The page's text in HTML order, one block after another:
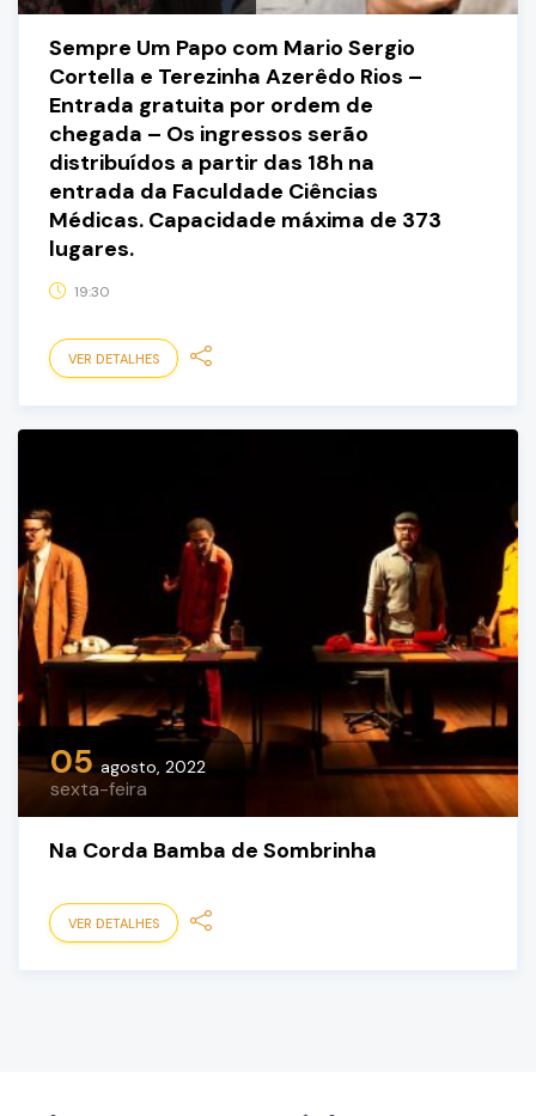
Sempre Um Papo com Mario Sergio
Cortella e Terezinha Azerêdo Rios –
Entrada gratuita por ordem de
chegada – Os ingressos serão
distribuídos a partir das 18h na
entrada da Faculdade Ciências
Médicas. Capacidade máxima de 373
lugares.
19:30
VER DETALHES
05 agosto, 2022
sexta-feira
Na Corda Bamba de Sombrinha
VER DETALHES